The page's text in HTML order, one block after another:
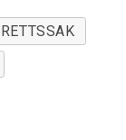
RETTSSAK